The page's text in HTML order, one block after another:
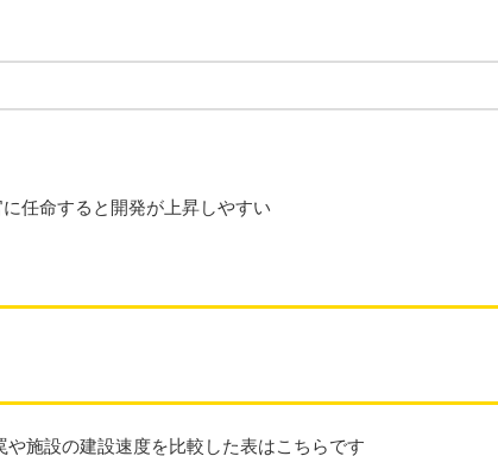
任命すると開発が上昇しやすい
施設の建設速度を比較した表はこちらです